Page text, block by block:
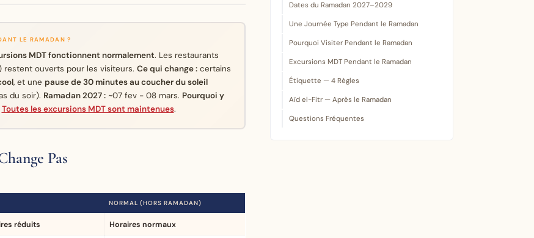
LE RAMADAN ?
MDT fonctionnent normalement. Les restaurants
restent ouverts pour les visiteurs. Ce qui change :certains
, et une pause de 30 minutes au coucher du soleil
du soir). Ramadan 2027 :~07 fev - 08 mars. Pourquoi y
Toutes les excursions MDT sont maintenues.
Pas
NORMAL (HORS RAMADAN)
réduits Horaires normaux
Dates du Ramadan 2027–2029
Une Journée Type Pendant le Ramadan
Pourquoi Visiter Pendant le Ramadan
Excursions MDT Pendant le Ramadan
Étiquette — 4 Règles
Aïd el-Fitr — Après le Ramadan
Questions Fréquentes